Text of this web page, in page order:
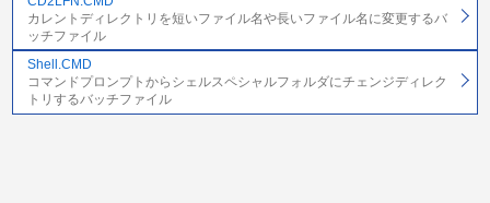
カレントディレクトリを短いファイル名や長いファイル名に変更するバ
ッチファイル
Shell.CMD
コマンドプロンプトからシェルスペシャルフォルダにチェンジディレク
トリするバッチファイル